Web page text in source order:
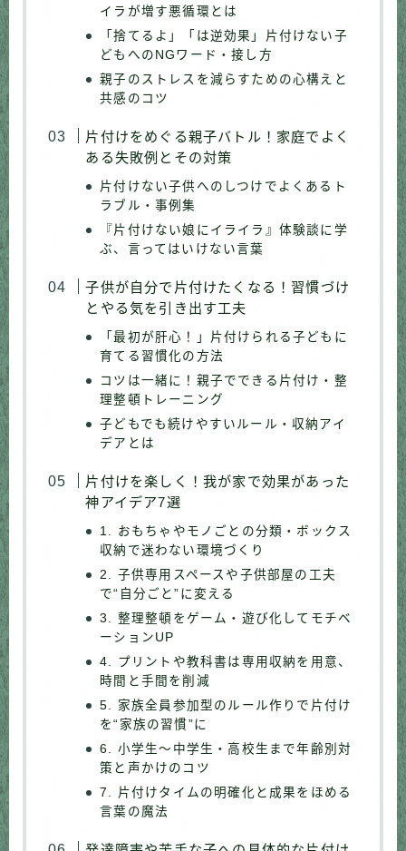
イラが増す悪循環とは
「捨てるよ」「は逆効果」片付けない子
どもへのNGワード・接し方
親子のストレスを減らすための心構えと
共感のコツ
片付けをめぐる親子バトル！家庭でよく
ある失敗例とその対策
片付けない子供へのしつけでよくあるト
ラブル・事例集
『片付けない娘にイライラ』体験談に学
ぶ、言ってはいけない言葉
子供が自分で片付けたくなる！習慣づけ
とやる気を引き出す工夫
「最初が肝心！」片付けられる子どもに
育てる習慣化の方法
コツは一緒に！親子でできる片付け・整
理整頓トレーニング
子どもでも続けやすいルール・収納アイ
デアとは
片付けを楽しく！我が家で効果があった
神アイデア7選
1. おもちゃやモノごとの分類・ボックス
収納で迷わない環境づくり
2. 子供専用スペースや子供部屋の工夫
で“自分ごと”に変える
3. 整理整頓をゲーム・遊び化してモチベ
ーションUP
4. プリントや教科書は専用収納を用意、
時間と手間を削減
5. 家族全員参加型のルール作りで片付け
を“家族の習慣”に
6. 小学生～中学生・高校生まで年齢別対
策と声かけのコツ
7. 片付けタイムの明確化と成果をほめる
言葉の魔法